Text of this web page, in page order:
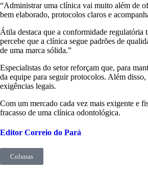
“Administrar uma clínica vai muito além de
bem elaborado, protocolos claros e
Átila destaca que a conformidade regulatória
percebe que a clínica segue padrões de
de uma marca sólida.”
Especialistas do setor reforçam que, para
da equipe para seguir protocolos. Além disso,
exigências legais.
Com um mercado cada vez mais exigente e
fracasso de uma clínica odontológica.
Editor Correio do Pará
Colunas